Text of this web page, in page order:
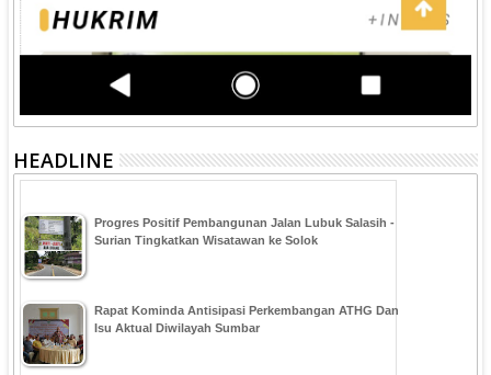
HEADLINE
Progres Positif Pembangunan Jalan Lubuk Salasih -
Surian Tingkatkan Wisatawan ke Solok
Rapat Kominda Antisipasi Perkembangan ATHG Dan
Isu Aktual Diwilayah Sumbar